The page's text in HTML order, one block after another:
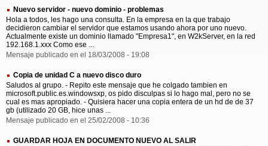
Nuevo servidor - nuevo dominio - problemas
Hola a todos, les hago una consulta. En la empresa en la que trabajo
decidieron cambiar el servidor que estamos usando ahora por uno nuevo.
Actualmente existe un dominio llamado "Empresa1", en W2kServer, en la red
192.168.1.xxx Como ese ...
Mensaje publicado en el 18/03/2008 - 19:08
Copia de unidad C a nuevo disco duro
Saludos al grupo. - Repito este mensaje que he colgado tambien en
microsoft.public.es.windowsxp, os pido disculpas si lo hago mal, pero no se
cual es mas apropiado. - Quisiera hacer una copia entera de un hd de de 37
gb (utilizado 20 GB, hice unas ...
Mensaje publicado en el 25/02/2008 - 10:36
GUARDAR HOJA EN DOCUMENTO NUEVO AL SALIR